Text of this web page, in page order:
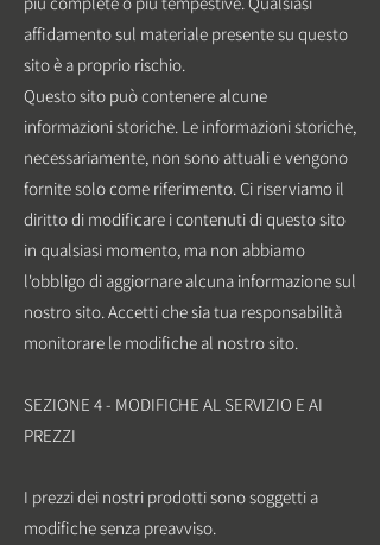
affidamento sul materiale presente su questo
sito è a proprio rischio.
Questo sito può contenere alcune
informazioni storiche. Le informazioni storiche,
necessariamente, non sono attuali e vengono
fornite solo come riferimento. Ci riserviamo il
diritto di modificare i contenuti di questo sito
in qualsiasi momento, ma non abbiamo
l'obbligo di aggiornare alcuna informazione sul
nostro sito. Accetti che sia tua responsabilità
monitorare le modifiche al nostro sito.
SEZIONE 4 - MODIFICHE AL SERVIZIO E AI
PREZZI
I prezzi dei nostri prodotti sono soggetti a
modifiche senza preavviso.